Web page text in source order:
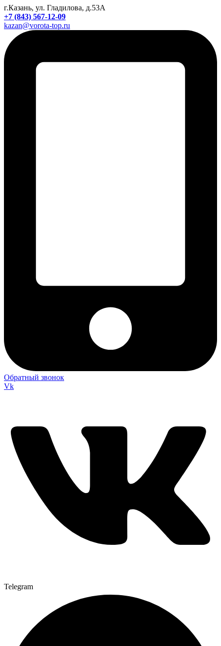
г.Казань, ул. Гладилова, д.53А
+7 (843) 567-12-09
kazan@vorota-top.ru
Обратный звонок
Vk
Telegram